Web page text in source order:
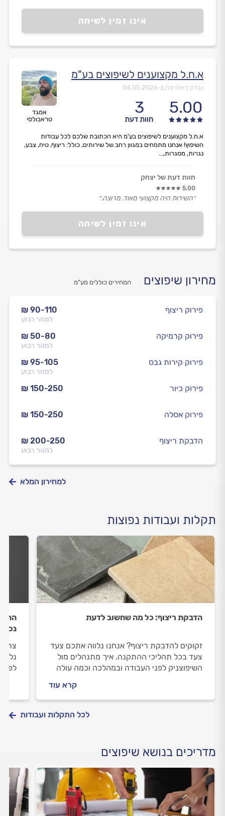
אינו זמין לשיחה
אמגד
טראבולסי
א.ח.ל מקצוענים לשיפוצים בע"מ
נבדק לאחרונה ב-04.05.2026
5.00
3
חוות דעת
אינו זמין לשיחה
א.ח.ל מקצוענים לשיפוצים בע'מ היא הכתובת שלכם לכל עבודות
השיפוץ! אנחנו מתמחים במגוון רחב של שירותים, כולל: ריצוף, טיח, צבע,
נגרות, מסגרות,...
חוות דעת של יצחק
5.00
״השירות היה מקצועי מאוד. מרוצה.״
מחירון שיפוצים המחירים כוללים מע”מ
₪ 90-110
למטר רבוע
פירוק ריצוף
₪ 50-80
למטר רבוע
פירוק קרמיקה
₪ 95-105
למטר רבוע
פירוק קירות גבס
₪ 150-250 פירוק כיור
₪ 150-250 פירוק אסלה
₪ 200-250
למטר רבוע
הדבקת ריצוף
למחירון המלא
תקלות ועבודות נפוצות
הדבקת ריצוף: כל מה שחשוב לדעת
זקוקים להדבקת ריצוף? אנחנו נלווה אתכם צעד
צעד בכל תהליכי ההתקנה. איך מתנהלים מול
השיפוצניק לפני העבודה ובמהלכה וכמה עולה
קרא עוד
לכל התקלות ועבודות
מדריכים בנושא שיפוצים